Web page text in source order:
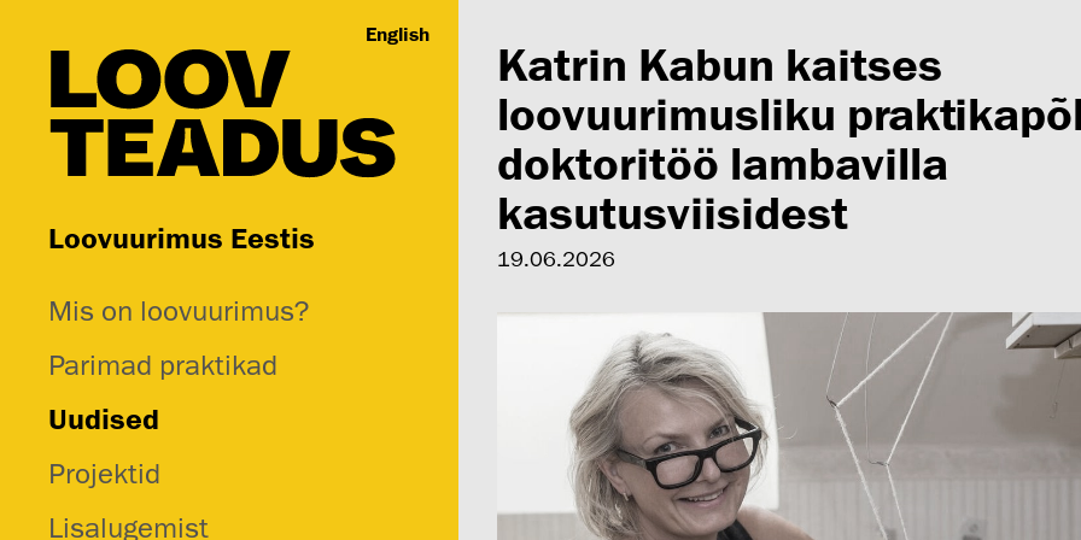
Loovuurimus Eestis
Mis on loovuurimus?
Parimad praktikad
Uudised
Projektid
Lisalugemist
English
Katrin Kabun kaitses
loovuurimusliku
doktoritöö lambavilla
kasutusviisidest
19.06.2026